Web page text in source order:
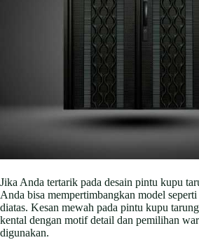
Jika Anda tertarik pada desain pintu kupu
Anda bisa mempertimbangkan model seperti
diatas. Kesan mewah pada pintu kupu
kental dengan motif detail dan pemilihan
digunakan.